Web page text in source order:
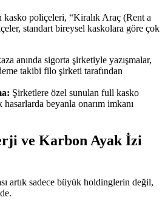
kasko poliçeleri, “Kiralık Araç (Rent a
standart bireysel kaskolara göre çok
anında sigorta şirketiyle yazışmalar,
takibi filo şirketi tarafından
Şirketlere özel sunulan full kasko
beyanla onarım imkanı
ve Karbon Ayak İzi
artık sadece büyük holdinglerin değil,